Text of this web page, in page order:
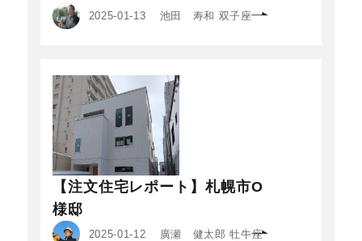
2025-01-13 池田 寿和 双子座
【注文住宅レポート】札幌市O
様邸
2025-01-12 廣瀬 健太郎 牡牛座